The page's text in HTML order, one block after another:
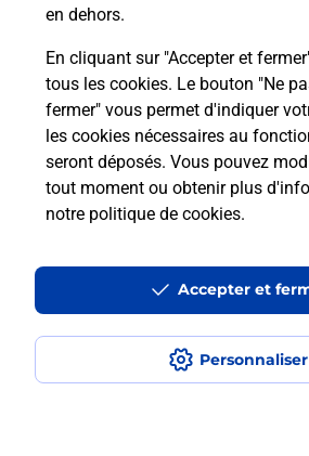
en dehors.
En cliquant sur "Accepter et
tous les cookies. Le bouton "Ne
fermer" vous permet d'indiquer
les cookies nécessaires au
seront déposés. Vous pouvez
tout moment ou obtenir plus
notre politique de cookies.
Personnaliser
Accepter et
Itinéraire
Localiser Liste Boîtes aux lettres
Saint Victoret
Accessibilité : partiellement conforme
Conditions contractuelles
Mentions légales